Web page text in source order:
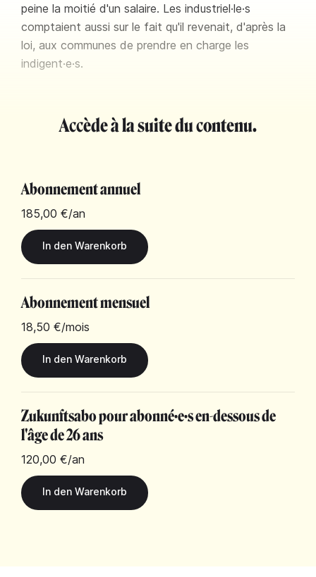
peine la moitié d'un salaire. Les industriel·le·s
comptaient aussi sur le fait qu'il revenait, d'après la
loi, aux communes de prendre en charge les
indigent·e·s.
Accède à la suite du contenu.
Abonnement annuel
185,00 €/an
Abonnement mensuel
18,50 €/mois
Zukunftsabo pour abonné·e·s en-dessous de
l'âge de 26 ans
120,00 €/an